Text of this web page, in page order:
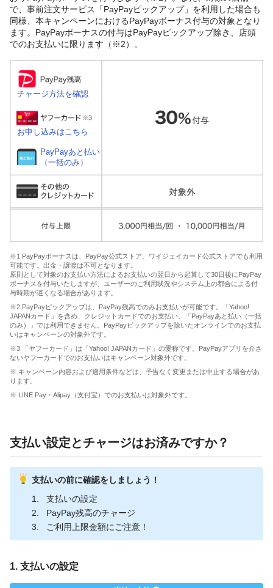
で、事前注文サービス「PayPayピックアップ」を利用した場合も
同様、本キャンペーンにおけるPayPayボーナス付与の対象となり
ます。PayPayボーナスの付与はPayPayピックアップ除き、店頭
でのお支払いに限ります（※2）。
チャージ方法を確認
お申し込みはこちら
PayPayあと払い
（一括のみ）
※1 PayPayボーナスは、PayPay公式ストア、ワイジェイカード公式ストアでも利用
可能です。出金・譲渡は不可となります。
原則として対象のお支払い方法によるお支払いの翌日から起算して30日後にPayPay
ボーナスを付与いたしますが、ユーザーのご利用状況やシステム上の都合による付
与時期が遅くなる場合があります。
※2 PayPayピックアップは、PayPay残高でのみお支払いが可能です。「Yahoo!
JAPANカード」を含め、クレジットカードでのお支払い、「PayPayあと払い（一括
のみ）」では利用できません。PayPayピックアップを除いたオンラインでのお支払
いはキャンペーンの対象外です。
※3 「ヤフーカード」は「Yahoo! JAPANカード」の愛称です。PayPayアプリを介さ
ないヤフーカードでのお支払いはキャンペーン対象外です。
※ キャンペーン内容および適用条件などは、予告なく変更または中止する場合があ
ります。
※ LINE Pay・Alipay（支付宝）でのお支払いは対象外です。
支払い設定とチャージはお済みですか？
支払いの前に確認をしましょう！
支払いの設定
PayPay残高のチャージ
ご利用上限金額にご注意！
1. 支払いの設定